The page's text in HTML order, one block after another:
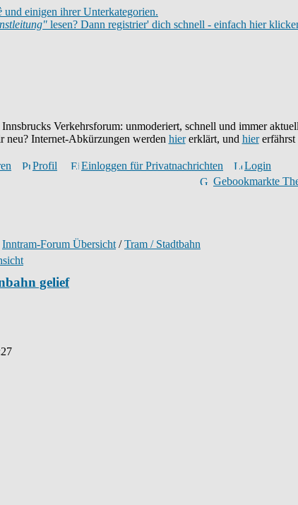
und einigen ihrer Unterkategorien.
lesen? Dann registrier' dich schnell - einfach hier
Innsbrucks Verkehrsforum: unmoderiert, schnell und immer
neu? Internet-Abkürzungen werden hiererklärt, und hiererfährst
Profil Einloggen für Privatnachrichten
Login
Gebookmarkte
Inntram-Forum Übersicht /Tram / Stadtbahn
gelief